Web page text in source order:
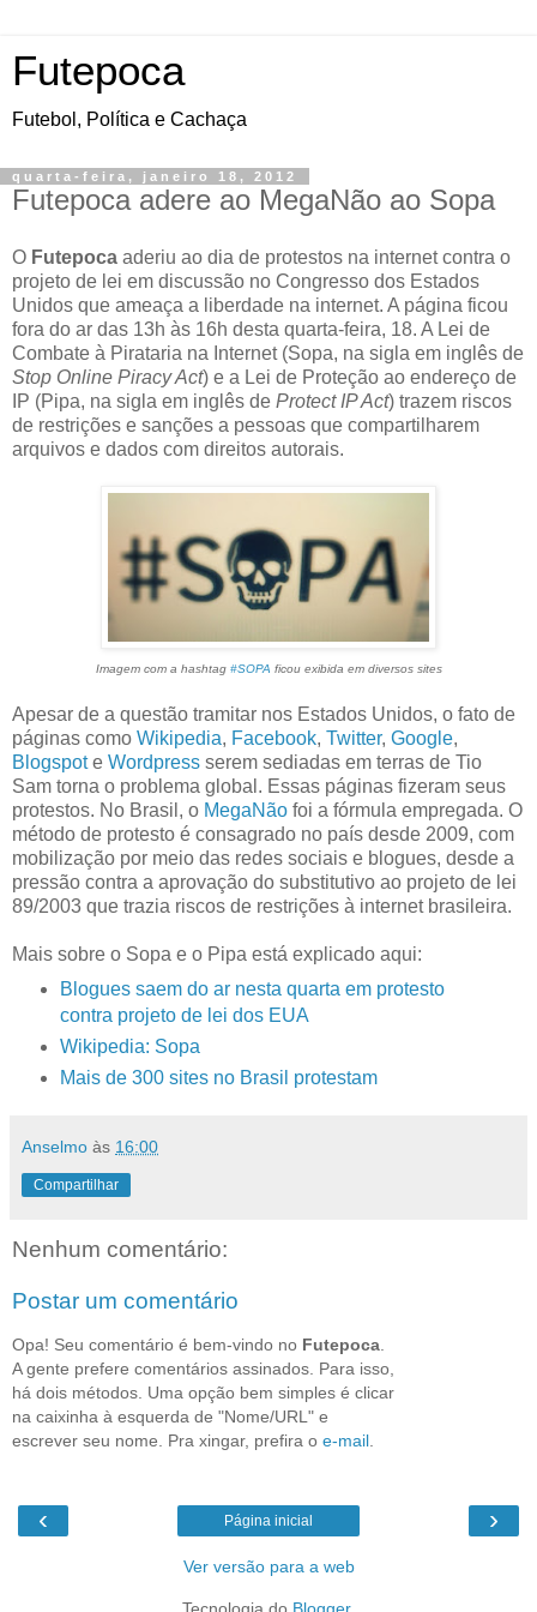
Futepoca
Futebol, Política e Cachaça
quarta-feira, janeiro 18, 2012
Futepoca adere ao MegaNão ao Sopa
O Futepoca aderiu ao dia de protestos na internet contra o
projeto de lei em discussão no Congresso dos Estados
Unidos que ameaça a liberdade na internet. A página ficou
fora do ar das 13h às 16h desta quarta-feira, 18. A Lei de
Combate à Pirataria na Internet (Sopa, na sigla em inglês de
Stop Online Piracy Act) e a Lei de Proteção ao endereço de
IP (Pipa, na sigla em inglês de Protect IP Act) trazem riscos
de restrições e sanções a pessoas que compartilharem
arquivos e dados com direitos autorais.
Imagem com a hashtag #SOPA ficou exibida em diversos sites
Apesar de a questão tramitar nos Estados Unidos, o fato de
páginas como Wikipedia, Facebook, Twitter, Google,
Blogspote Wordpress serem sediadas em terras de Tio
Sam torna o problema global. Essas páginas fizeram seus
protestos. No Brasil, o MegaNão foi a fórmula empregada. O
método de protesto é consagrado no país desde 2009, com
mobilização por meio das redes sociais e blogues, desde a
pressão contra a aprovação do substitutivo ao projeto de lei
89/2003 que trazia riscos de restrições à internet brasileira.
Mais sobre o Sopa e o Pipa está explicado aqui:
Blogues saem do ar nesta quarta em protesto
contra projeto de lei dos EUA
Wikipedia: Sopa
Mais de 300 sites no Brasil protestam
Anselmo às 16:00
Compartilhar
Nenhum comentário:
Postar um comentário
Opa! Seu comentário é bem-vindo no Futepoca
A gente prefere comentários assinados. Para isso,
há dois métodos. Uma opção bem simples é clicar
na caixinha à esquerda de "Nome/URL" e
escrever seu nome. Pra xingar, prefira o e-mail
‹ ›
Página inicial
Ver versão para a web